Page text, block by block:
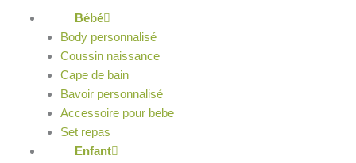
Bébé
Body personnalisé
Coussin naissance
Cape de bain
Bavoir personnalisé
Accessoire pour bebe
Set repas
Enfant